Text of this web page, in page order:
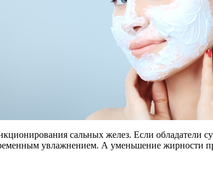
сальных желез. Если обладатели
увлажнением. А уменьшение жирности